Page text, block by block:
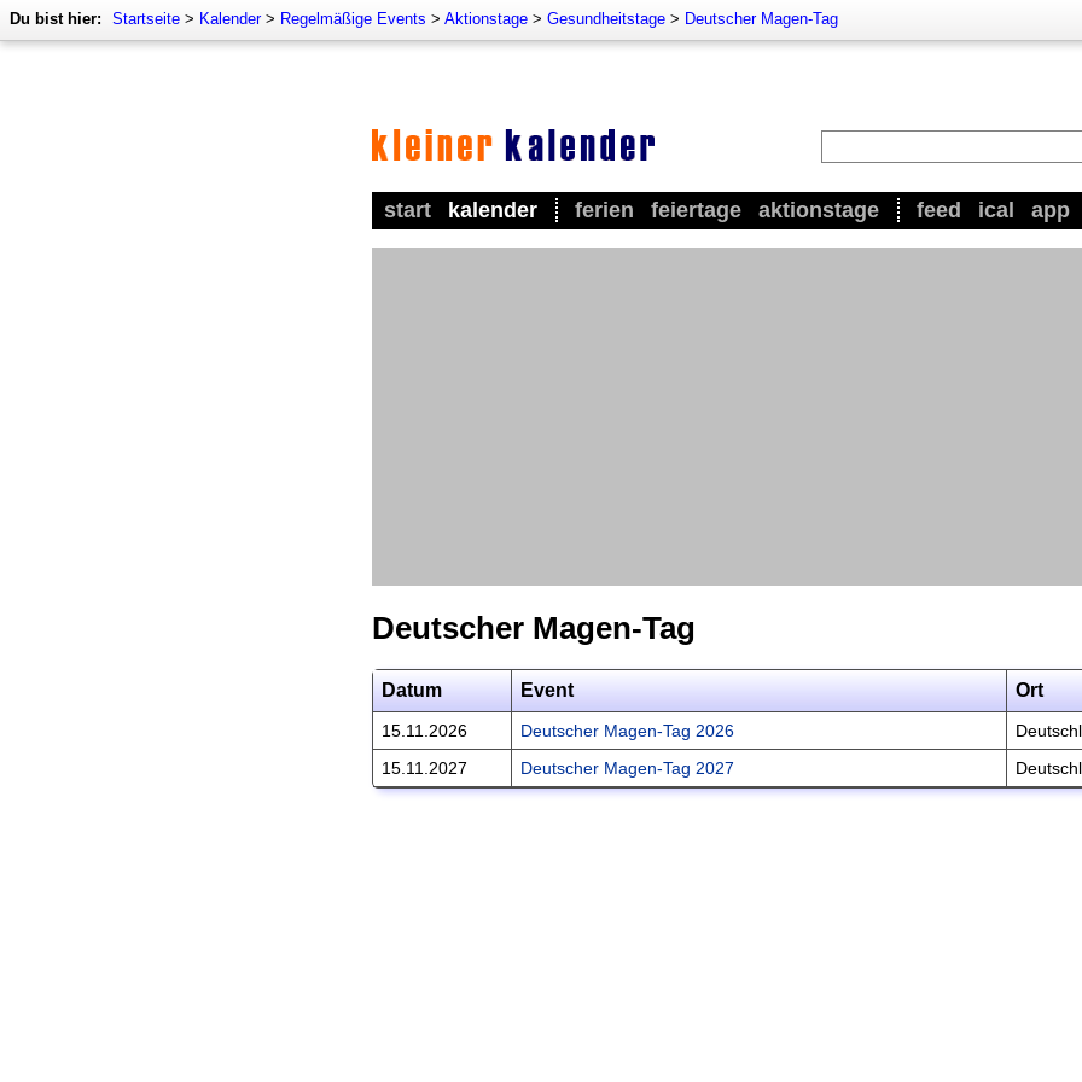
Du bist hier: Startseite > Kalender> Regelmäßige Events > Aktionstage > Gesundheitstage > Deutscher Magen-Tag
start kalender ferien feiertage aktionstage feed ical app
Deutscher Magen-Tag
Datum Event Ort
15.11.2026 Deutscher Magen-Tag 2026
15.11.2027
Deutscher Magen-Tag 2027